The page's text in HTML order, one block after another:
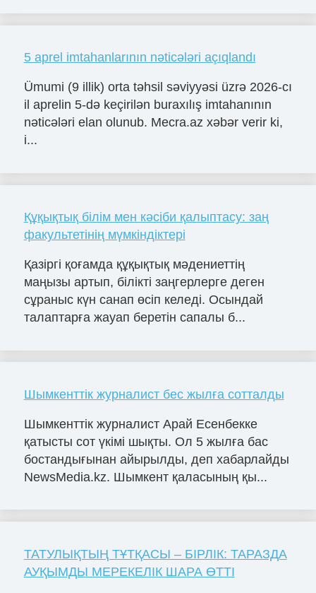
5 aprel imtahanlarının nəticələri açıqlandı
Ümumi (9 illik) orta təhsil səviyyəsi üzrə 2026-cı
il aprelin 5-də keçirilən buraxılış imtahanının
nəticələri elan olunub. Mecra.az xəbər verir ki,
i...
Құқықтық білім мен кәсіби қалыптасу: заң
факультетінің мүмкіндіктері
Қазіргі қоғамда құқықтық мәдениеттің
маңызы артып, білікті заңгерлерге деген
сұраныс күн санап өсіп келеді. Осындай
талаптарға жауап беретін сапалы б...
Шымкенттік журналист бес жылға сотталды
Шымкенттік журналист Арай Есенбекке
қатысты сот үкімі шықты. Ол 5 жылға бас
бостандығынан айырылды, деп хабарлайды
NewsMedia.kz. Шымкент қаласының қы...
ТАТУЛЫҚТЫҢ ТҰТҚАСЫ – БІРЛІК: ТАРАЗДА
АУҚЫМДЫ МЕРЕКЕЛІК ШАРА ӨТТІ